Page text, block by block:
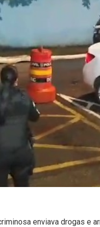
enviava drogas e